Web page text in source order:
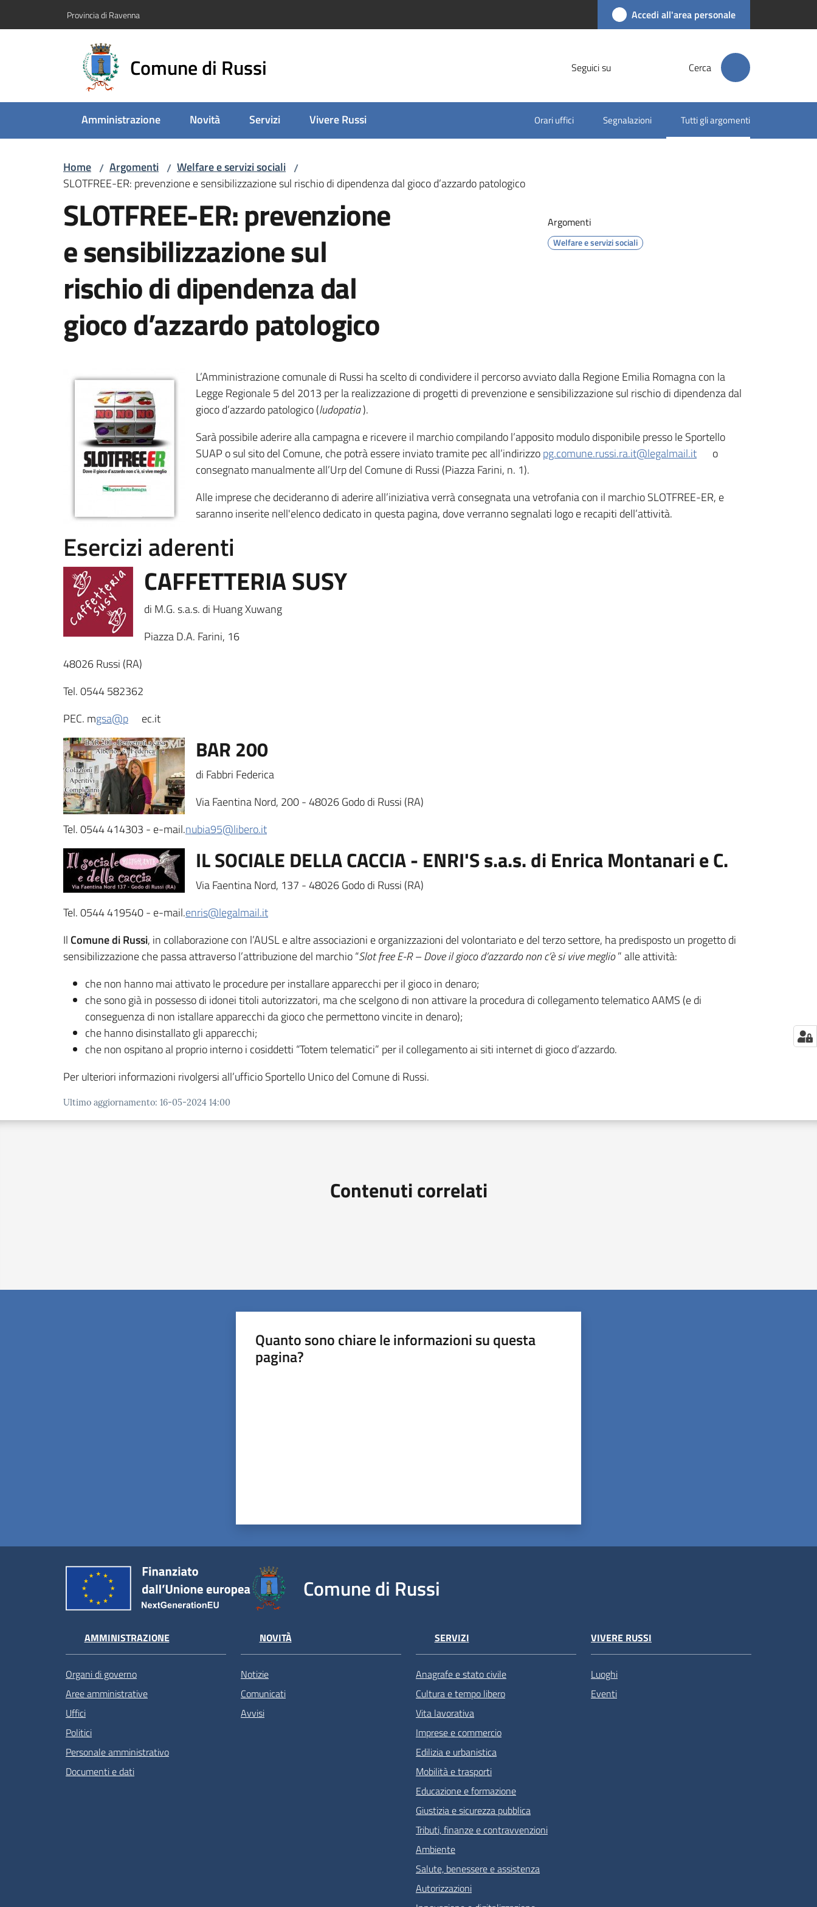
Provincia di Ravenna Accedi all'area personale
Comune di Russi Seguici su Cerca
Amministrazione Novità Servizi Vivere Russi Orari uffici Segnalazioni Tutti gli argomenti
Menu selezionato
Home / Argomenti / Welfare e servizi sociali /
SLOTFREE-ER: prevenzione e sensibilizzazione sul rischio di dipendenza dal gioco d’azzardo patologico
SLOTFREE-ER: prevenzione
e sensibilizzazione sul
rischio di dipendenza dal
gioco d’azzardo patologico
Argomenti
Welfare e servizi sociali
L’Amministrazione comunale di Russi ha scelto di condividere il percorso avviato dalla Regione Emilia Romagna con la
Legge Regionale 5 del 2013 per la realizzazione di progetti di prevenzione e sensibilizzazione sul rischio di dipendenza dal
gioco d’azzardo patologico (ludopatia).
Sarà possibile aderire alla campagna e ricevere il marchio compilando l’apposito modulo disponibile presso le Sportello
SUAP o sul sito del Comune, che potrà essere inviato tramite pec all’indirizzopg.comune.russi.ra.it@legalmail.it
o
consegnato manualmente all’Urp del Comune di Russi (Piazza Farini, n. 1).
Alle imprese che decideranno di aderire all’iniziativa verrà consegnata una vetrofania con il marchio SLOTFREE-ER, e
saranno inserite nell'elenco dedicato in questa pagina, dove verranno segnalati logo e recapiti dell’attività.
Esercizi aderenti
CAFFETTERIA SUSY
di M.G. s.a.s. di Huang Xuwang
Piazza D.A. Farini, 16
48026 Russi (RA)
Tel. 0544 582362
PEC. mgsa@p ec.it
BAR 200
di Fabbri Federica
Via Faentina Nord, 200 - 48026 Godo di Russi (RA)
Tel. 0544 414303 - e-mail.nubia95@libero.it
IL SOCIALE DELLA CACCIA - ENRI'S s.a.s. di Enrica Montanari e C.
Via Faentina Nord, 137 - 48026 Godo di Russi (RA)
Tel. 0544 419540 - e-mail.enris@legalmail.it
Il Comune di Russi, in collaborazione con l’AUSL e altre associazioni e organizzazioni del volontariato e del terzo settore, ha predisposto un progetto di
sensibilizzazione che passa attraverso l’attribuzione del marchio “Slot free E-R – Dove il gioco d’azzardo non c’è si vive meglio” alle attività:
che non hanno mai attivato le procedure per installare apparecchi per il gioco in denaro;
che sono già in possesso di idonei titoli autorizzatori, ma che scelgono di non attivare la procedura di collegamento telematico AAMS (e di
conseguenza di non istallare apparecchi da gioco che permettono vincite in denaro);
che hanno disinstallato gli apparecchi;
che non ospitano al proprio interno i cosiddetti “Totem telematici” per il collegamento ai siti internet di gioco d’azzardo.
Per ulteriori informazioni rivolgersi all’ufficio Sportello Unico del Comune di Russi.
Ultimo aggiornamento: 16-05-2024 14:00
Contenuti correlati
Quanto sono chiare le informazioni su questa
pagina?
Comune di Russi
AMMINISTRAZIONE
Organi di governo
Aree amministrative
Uffici
Politici
Personale amministrativo
Documenti e dati
NOVITÀ
Notizie
Comunicati
Avvisi
SERVIZI
Anagrafe e stato civile
Cultura e tempo libero
Vita lavorativa
Imprese e commercio
Edilizia e urbanistica
Mobilità e trasporti
Educazione e formazione
Giustizia e sicurezza pubblica
Tributi, finanze e contravvenzioni
Ambiente
Salute, benessere e assistenza
Autorizzazioni
VIVERE RUSSI
Luoghi
Eventi